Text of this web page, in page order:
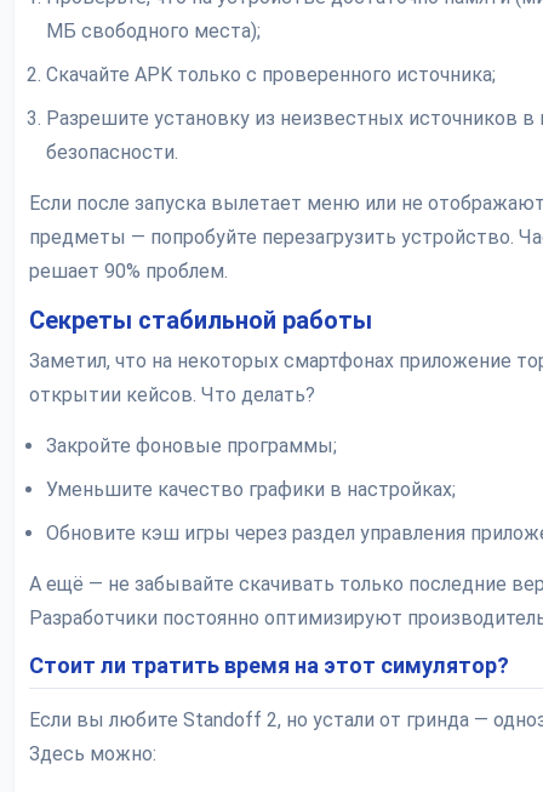
МБ свободного места);
Скачайте APK только с проверенного источника;
Разрешите установку из неизвестных источников в
безопасности.
Если после запуска вылетает меню или не
предметы — попробуйте перезагрузить устройство.
решает 90% проблем.
Секреты стабильной работы
Заметил, что на некоторых смартфонах приложение
открытии кейсов. Что делать?
Закройте фоновые программы;
Уменьшите качество графики в настройках;
Обновите кэш игры через раздел управления
А ещё — не забывайте скачивать только последние
Разработчики постоянно оптимизируют
Стоит ли тратить время на этот симулятор?
Если вы любите Standoff 2, но устали от гринда —
Здесь можно: